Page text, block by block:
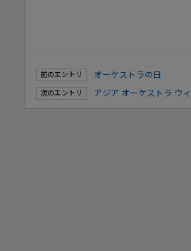
前のエントリ オーケストラの日
次のエントリ アジア オーケストラ ウ